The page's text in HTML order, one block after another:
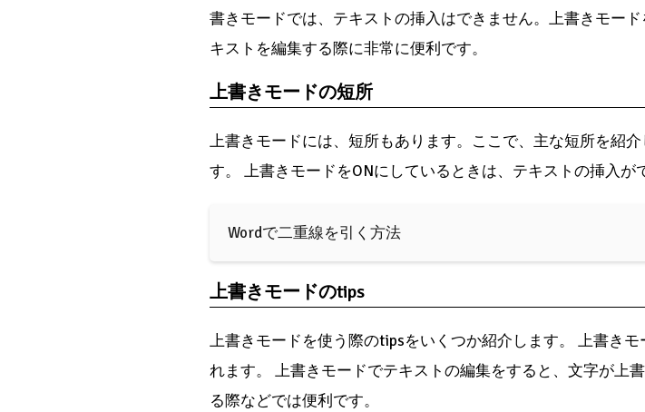
書きモードでは、テキストの挿入はできません。上書きモー
キストを編集する際に非常に便利です。
上書きモードの短所
上書きモードには、短所もあります。ここで、主な短所を紹
す。 上書きモードをONにしているときは、テキストの挿入が
Wordで二重線を引く方法
上書きモードのtips
上書きモードを使う際のtipsをいくつか紹介します。 上書き
れます。 上書きモードでテキストの編集をすると、文字が上
る際などでは便利です。